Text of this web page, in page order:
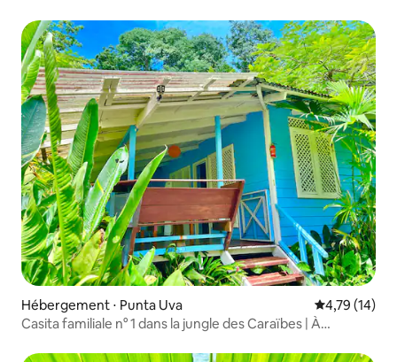
Hébergement ⋅ Punta Uva Évaluation
4,79 (14)
Casita familiale n° 1 dans la jungle des Caraïbes | À